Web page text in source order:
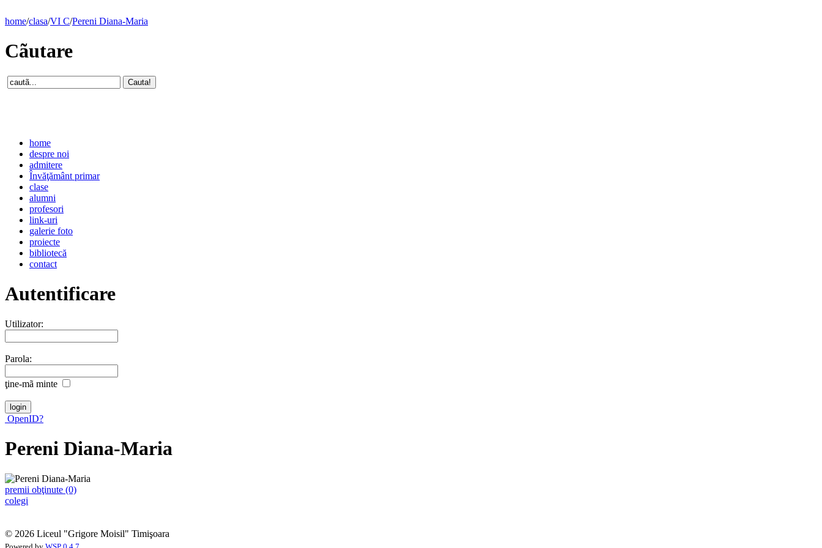
home/clasa/VI C/Pereni Diana-Maria
Cãutare
home
despre noi
admitere
Învăţământ primar
clase
alumni
profesori
link-uri
galerie foto
proiecte
bibliotecă
contact
Autentificare
Utilizator:
Parola:
ţine-mã minte
OpenID?
Pereni Diana-Maria
premii obţinute (0)
colegi
© 2026 Liceul "Grigore Moisil" Timişoara